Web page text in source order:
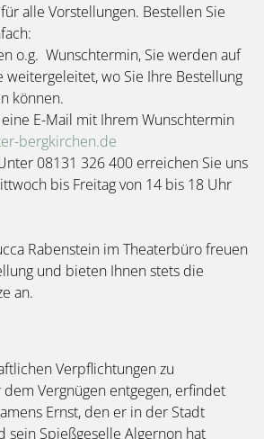
alle Vorstellungen. Bestellen Sie
o.g. Wunschtermin, Sie werden auf
weitergeleitet, wo Sie Ihre Bestellung
können.
E-Mail mit Ihrem Wunschtermin
bergkirchen.de
08131 326 400 erreichen Sie uns
bis Freitag von 14 bis 18 Uhr
Rabenstein im Theaterbüro freuen
und bieten Ihnen stets die
an.
Verpflichtungen zu
Vergnügen entgegen, erfindet
Ernst, den er in der Stadt
sein Spießgeselle Algernon hat